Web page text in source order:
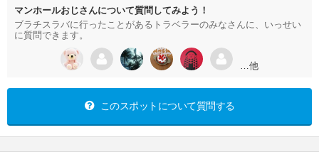
マンホールおじさんについて質問してみよう！
ブラチスラバに行ったことがあるトラベラーのみなさんに、いっせい
に質問できます。
…他
このスポットについて質問する